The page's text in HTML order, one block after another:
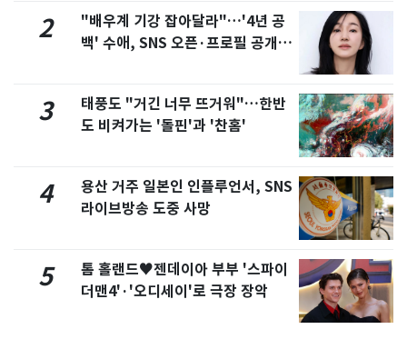
2
"배우계 기강 잡아달라"…'4년 공
백' 수애, SNS 오픈·프로필 공개
3
태풍도 "거긴 너무 뜨거워"…한반
도 비켜가는 '돌핀'과 '찬홈'
4
용산 거주 일본인 인플루언서, SNS
라이브방송 도중 사망
5
톰 홀랜드♥젠데이아 부부 '스파이
더맨4'·'오디세이'로 극장 장악